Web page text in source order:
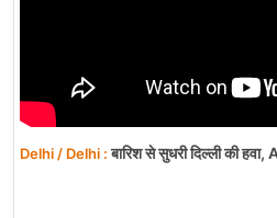
Delhi / Delhi :बारिश से सुधरी दिल्ली की